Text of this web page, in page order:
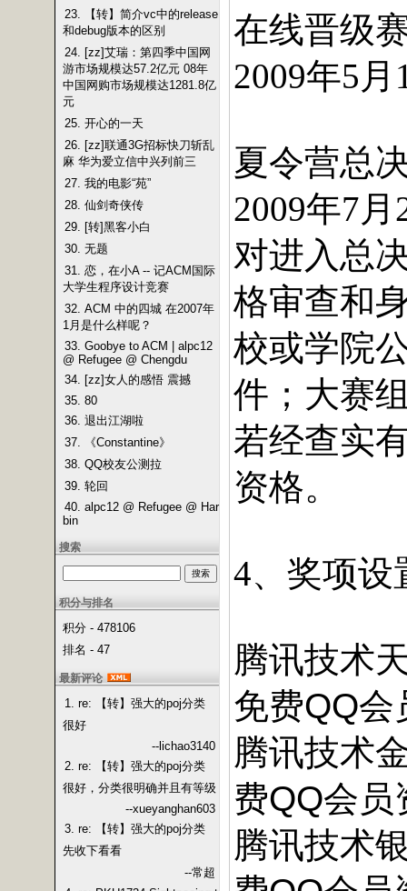
23. 【转】简介vc中的release
和debug版本的区别
24. [zz]艾瑞：第四季中国网
游市场规模达57.2亿元 08年
中国网购市场规模达1281.8亿
元
25. 开心的一天
26. [zz]联通3G招标快刀斩乱
麻 华为爱立信中兴列前三
27. 我的电影“苑”
28. 仙剑奇侠传
29. [转]黑客小白
30. 无题
31. 恋，在小A -- 记ACM国际
大学生程序设计竞赛
32. ACM 中的四城 在2007年
1月是什么样呢？
33. Goobye to ACM | alpc12
@ Refugee @ Chengdu
34. [zz]女人的感悟 震撼
35. 80
36. 退出江湖啦
37. 《Constantine》
38. QQ校友公测拉
39. 轮回
40. alpc12 @ Refugee @ Har
bin
搜索
积分与排名
积分 - 478106
排名 - 47
最新评论
1. re: 【转】强大的poj分类
很好
--lichao3140
2. re: 【转】强大的poj分类
很好，分类很明确并且有等级
--xueyanghan603
3. re: 【转】强大的poj分类
先收下看看
--常超
在线晋级
2009年5 月
夏令营总
2009年7月
对进入总
格审查和
校或学院
件；大赛
若经查实
资格。
4、奖项设
腾讯技术
免费QQ会
腾讯技术
费QQ会员
腾讯技术